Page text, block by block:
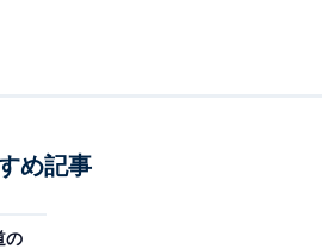
ばのひまわりを見に行きたいか
め記事
の